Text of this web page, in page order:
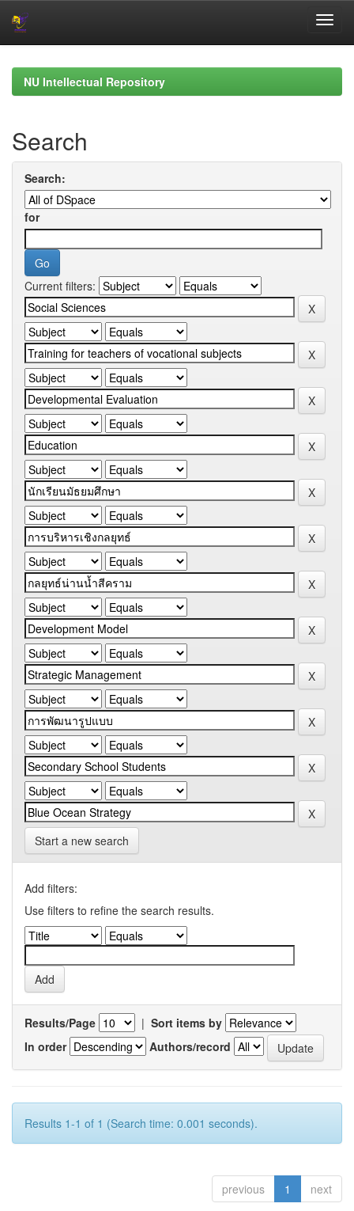
navigationNU Intellectual Repository
Search
Search:
for
Current filters:
Start a new search
Add filters:
Use filters to refine the search results.
Results/Page | Sort items by
In order
Authors/record
Results 1-1 of 1 (Search time: 0.001 seconds).
previous 1 next